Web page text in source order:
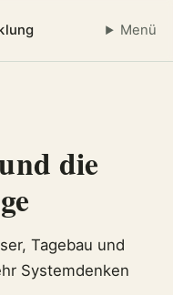
Menü
die
Tagebau und
Systemdenken